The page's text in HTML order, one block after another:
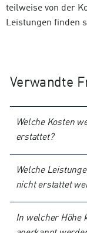
teilweise von der
Leistungen finden
Verwandte
Welche Kosten
erstattet?
Welche
nicht erstattet
In welcher Höhe